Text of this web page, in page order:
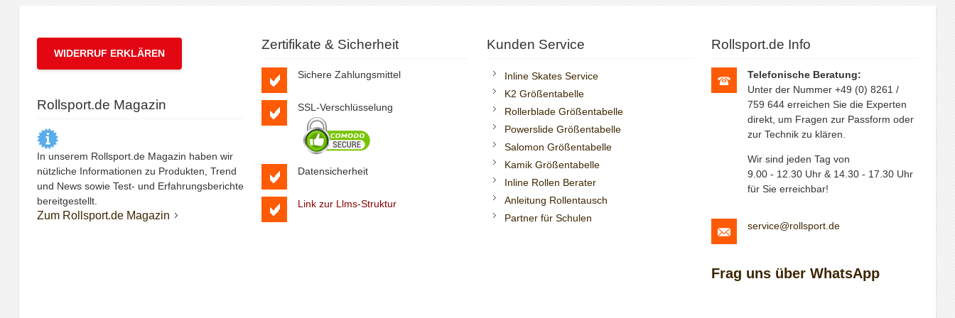
WIDERRUF ERKLÄREN
Rollsport.de Magazin
In unserem Rollsport.de Magazin haben wir
nützliche Informationen zu Produkten, Trend
und News sowie Test- und Erfahrungsberichte
bereitgestellt.
Zum Rollsport.de Magazin
Zertifikate & Sicherheit
Sichere Zahlungsmittel
SSL-Verschlüsselung
Datensicherheit
Link zur Llms-Struktur
Kunden Service
Inline Skates Service
K2 Größentabelle
Rollerblade Größentabelle
Powerslide Größentabelle
Salomon Größentabelle
Kamik Größentabelle
Inline Rollen Berater
Anleitung Rollentausch
Partner für Schulen
Rollsport.de Info
Telefonische Beratung:
Unter der Nummer +49 (0) 8261 /
759 644 erreichen Sie die Experten
direkt, um Fragen zur Passform oder
zur Technik zu klären.
Wir sind jeden Tag von
9.00 - 12.30 Uhr & 14.30 - 17.30 Uhr
für Sie erreichbar!
service@rollsport.de
Frag uns über WhatsApp